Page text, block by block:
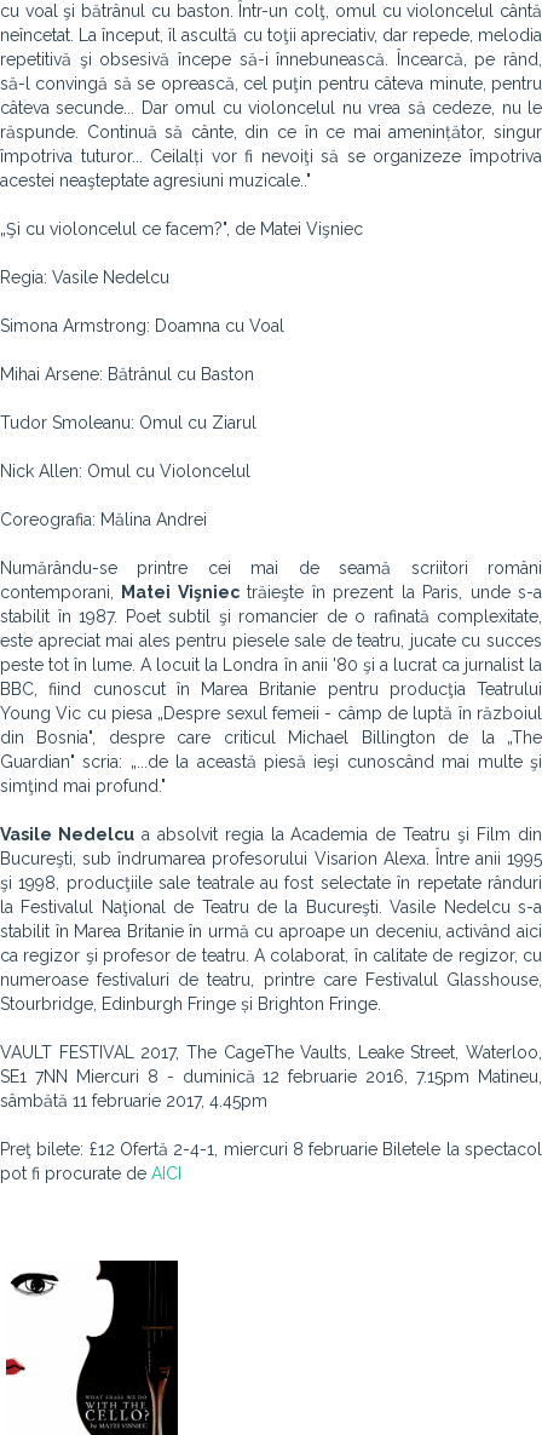
cu voal şi bătrânul cu baston. Într-un colţ, omul cu violoncelul cântă
neîncetat. La început, îl ascultă cu toţii apreciativ, dar repede, melodia
repetitivă şi obsesivă începe să-i înnebunească. Încearcă, pe rând,
să-l convingă să se oprească, cel puţin pentru câteva minute, pentru
câteva secunde... Dar omul cu violoncelul nu vrea să cedeze, nu le
răspunde. Continuă să cânte, din ce în ce mai amenințător, singur
împotriva tuturor... Ceilalți vor fi nevoiţi să se organizeze împotriva
acestei neaşteptate agresiuni muzicale.."
„Şi cu violoncelul ce facem?", de Matei Vişniec
Regia: Vasile Nedelcu
Simona Armstrong: Doamna cu Voal
Mihai Arsene: Bătrânul cu Baston
Tudor Smoleanu: Omul cu Ziarul
Nick Allen: Omul cu Violoncelul
Coreografia: Mălina Andrei
Numărându-se printre cei mai de seamă scriitori români
contemporani,
Matei Vişniectrăieşte în prezent la Paris, unde s-a
stabilit în 1987. Poet subtil şi romancier de o rafinată complexitate,
este apreciat mai ales pentru piesele sale de teatru, jucate cu succes
peste tot în lume. A locuit la Londra în anii '80 şi a lucrat ca jurnalist la
BBC, fiind cunoscut în Marea Britanie pentru producţia Teatrului
Young Vic cu piesa „Despre sexul femeii - câmp de luptă în războiul
din Bosnia", despre care criticul Michael Billington de la „The
Guardian" scria: „...de la această piesă ieşi cunoscând mai multe şi
simţind mai profund."
Vasile Nedelcua absolvit regia la Academia de Teatru şi Film din
Bucureşti, sub îndrumarea profesorului Visarion Alexa. Între anii 1995
şi 1998, producţiile sale teatrale au fost selectate în repetate rânduri
la Festivalul Naţional de Teatru de la Bucureşti. Vasile Nedelcu s-a
stabilit în Marea Britanie în urmă cu aproape un deceniu, activând aici
ca regizor şi profesor de teatru. A colaborat, în calitate de regizor, cu
numeroase festivaluri de teatru, printre care Festivalul Glasshouse,
Stourbridge, Edinburgh Fringe și Brighton Fringe.
VAULT FESTIVAL 2017, The CageThe Vaults, Leake Street, Waterloo,
SE1 7NN Miercuri 8 - duminică 12 februarie 2016, 7.15pm Matineu,
sâmbătă 11 februarie 2017, 4.45pm
Preţ bilete: £12 Ofertă 2-4-1, miercuri 8 februarie Biletele la spectacol
pot fi procurate de AICI